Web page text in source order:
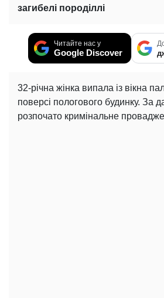
загибелі породіллі
Читайте нас у
Google Discover
32-річна жінка випала із вікна
поверсі пологового будинку. За
розпочато кримінальне